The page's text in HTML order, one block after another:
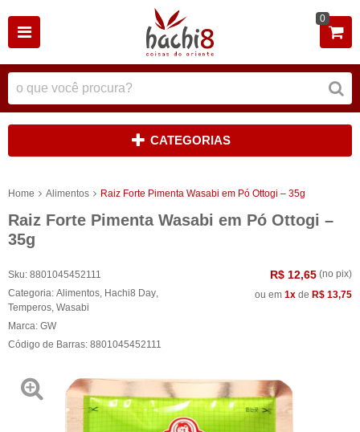
0
CATEGORIAS
Home Alimentos Raiz Forte Pimenta Wasabi em Pó Ottogi – 35g
Raiz Forte Pimenta Wasabi em Pó Ottogi –
35g
Sku: 8801045452111
Categoria: Alimentos Hachi8 Day
Temperos Wasabi
Marca: GW
Código de Barras: 8801045452111
R$ 12,65 (no pix)
ou em 1x de R$ 13,75